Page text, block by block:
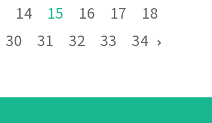
14 15 16 17
18
30 31 32 33 34